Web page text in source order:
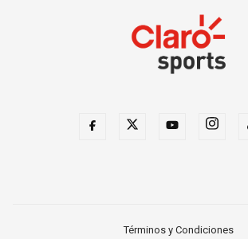
Términos y Condiciones